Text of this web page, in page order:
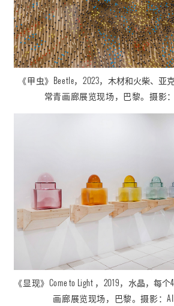
《甲虫》 Beetle，2023， 木材和火柴、亚克
常青画廊展览现场，巴黎。摄影：
《显现》 Come to Light，2019， 水晶，每个
画廊展览现场，巴黎。摄影：